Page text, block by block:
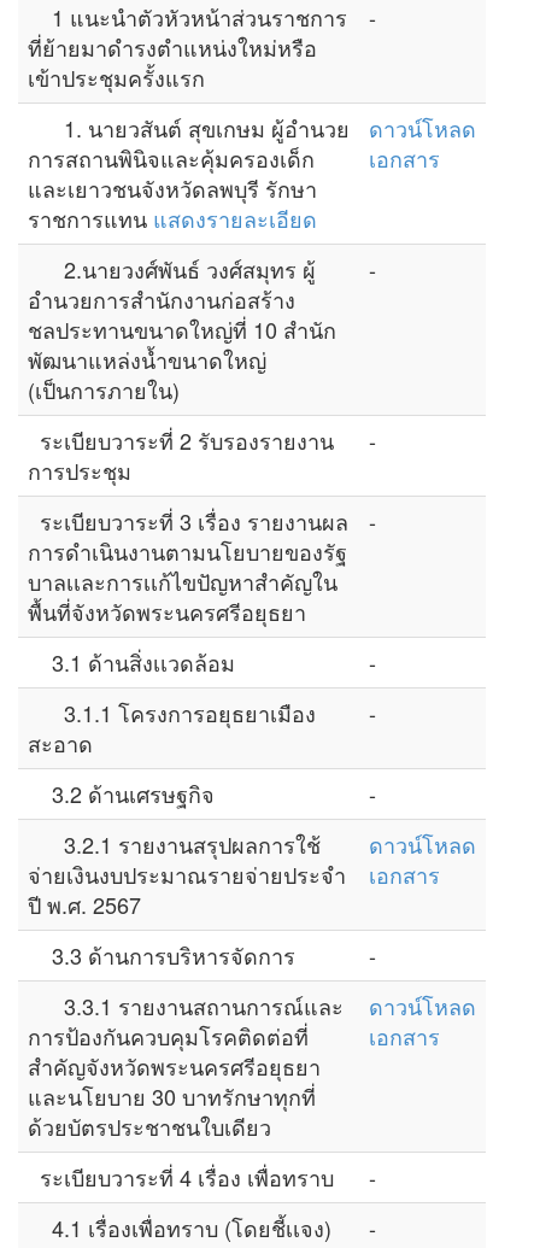
1 แนะนำตัวหัวหน้าส่วนราชการ
ที่ย้ายมาดำรงตำแหน่งใหม่หรือ
เข้าประชุมครั้งแรก
-
1. นายวสันต์ สุขเกษม ผู้อำนวย
การสถานพินิจและคุ้มครองเด็ก
และเยาวชนจังหวัดลพบุรี รักษา
ราชการแทน แสดงรายละเอียด
ดาวน์โหลด
เอกสาร
2.นายวงศ์พันธ์ วงศ์สมุทร ผู้
อำนวยการสำนักงานก่อสร้าง
ชลประทานขนาดใหญ่ที่ 10 สำนัก
พัฒนาแหล่งนํ้าขนาดใหญ่
(เป็นการภายใน)
-
ระเบียบวาระที่ 2 รับรองรายงาน
การประชุม
-
ระเบียบวาระที่ 3 เรื่อง รายงานผล
การดำเนินงานตามนโยบายของรัฐ
บาลเเละการเเก้ไขปัญหาสำคัญใน
พื้นที่จังหวัดพระนครศรีอยุธยา
-
3.1 ด้านสิ่งเเวดล้อม
-
3.1.1 โครงการอยุธยาเมือง
สะอาด
-
3.2 ด้านเศรษฐกิจ
-
3.2.1 รายงานสรุปผลการใช้
จ่ายเงินงบประมาณรายจ่ายประจำ
ปี พ.ศ. 2567
ดาวน์โหลด
เอกสาร
3.3 ด้านการบริหารจัดการ
-
3.3.1 รายงานสถานการณ์และ
การป้องกันควบคุมโรคติดต่อที่
สำคัญจังหวัดพระนครศรีอยุธยา
และนโยบาย 30 บาทรักษาทุกที่
ด้วยบัตรประชาชนใบเดียว
ดาวน์โหลด
เอกสาร
ระเบียบวาระที่ 4 เรื่อง เพื่อทราบ
-
4.1 เรื่องเพื่อทราบ (โดยชี้เเจง)
-